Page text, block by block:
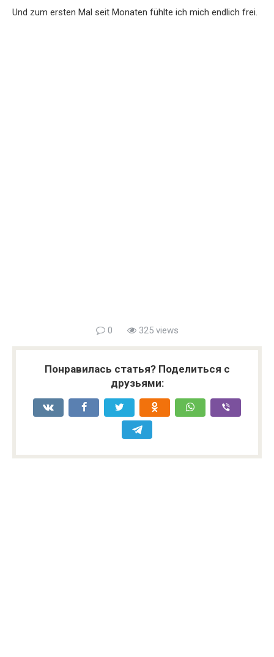
Und zum ersten Mal seit Monaten fühlte ich mich endlich frei.
0 325 views
Понравилась статья? Поделиться с
друзьями: